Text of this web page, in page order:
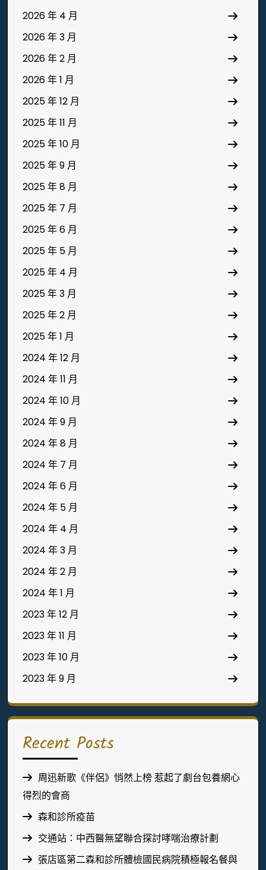
2026 年 4 月
2026 年 3 月
2026 年 2 月
2026 年 1 月
2025 年 12 月
2025 年 11 月
2025 年 10 月
2025 年 9 月
2025 年 8 月
2025 年 7 月
2025 年 6 月
2025 年 5 月
2025 年 4 月
2025 年 3 月
2025 年 2 月
2025 年 1 月
2024 年 12 月
2024 年 11 月
2024 年 10 月
2024 年 9 月
2024 年 8 月
2024 年 7 月
2024 年 6 月
2024 年 5 月
2024 年 4 月
2024 年 3 月
2024 年 2 月
2024 年 1 月
2023 年 12 月
2023 年 11 月
2023 年 10 月
2023 年 9 月
Recent Posts
周迅新歌《伴侶》悄然上榜 惹起了劇台包養網心
得烈的會商
森和診所疫苗
交通站：中西醫無望聯合探討哮喘治療計劃
張店區第二森和診所體檢國民病院積極報名餐與